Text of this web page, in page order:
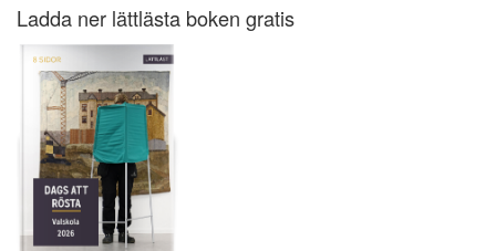
Ladda ner lättlästa boken gratis